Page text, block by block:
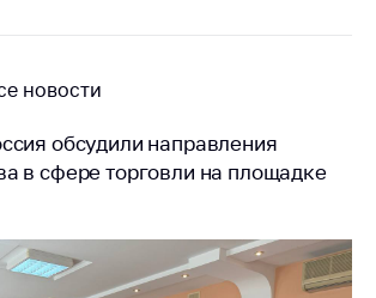
новости
обсудили направления
в сфере торговли на площадке